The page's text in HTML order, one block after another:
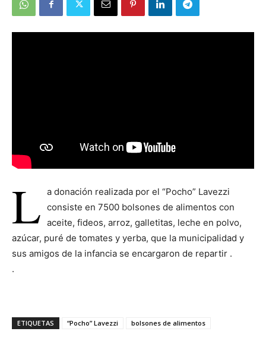
L a donación realizada por el “Pocho” Lavezzi
consiste en 7500 bolsones de alimentos con
aceite, fideos, arroz, galletitas, leche en polvo,
azúcar, puré de tomates y yerba, que la municipalidad y
sus amigos de la infancia se encargaron de repartir .
.
ETIQUETAS “Pocho” Lavezzi bolsones de alimentos